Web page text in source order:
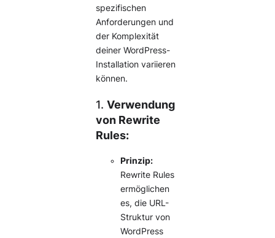
spezifischen
Anforderungen und
der Komplexität
deiner WordPress-
Installation variieren
können.
1.Verwendung
von Rewrite
Rules:
Prinzip:
Rewrite Rules
ermöglichen
es, die URL-
Struktur von
WordPress